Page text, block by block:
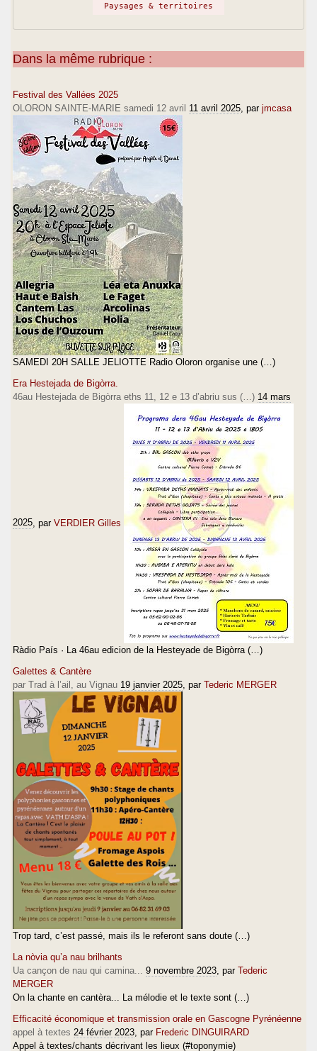
Paysages & territoires
Dans la même rubrique :
Festival des Vallées 2025
OLORON SAINTE-MARIE samedi 12 avril 11 avril 2025 , par jmcasa
SAMEDI 20H SALLE JELIOTTE Radio Oloron organise une (…)
Era Hestejada de Bigòrra.
46au Hestejada de Bigòrra eths 11, 12 e 13 d’abriu sus (…) 14 mars
2025 , par VERDIER Gilles
Ràdio País · La 46au edicion de la Hesteyade de Bigòrra (…)
Galettes & Cantère
par Trad à l’ail, au Vignau 19 janvier 2025 , par Tederic MERGER
Trop tard, c’est passé, mais ils le referont sans doute (…)
La nòvia qu’a nau brilhants
Ua cançon de nau qui camina...
9 novembre 2023 , par Tederic
MERGER
On la chante en cantèra... La mélodie et le texte sont (…)
Efficacité économique et transmission orale en Gascogne Pyrénéenne
appel à textes 24 février 2023 , par Frederic DINGUIRARD
Appel à textes/chants décrivant les lieux (#toponymie)